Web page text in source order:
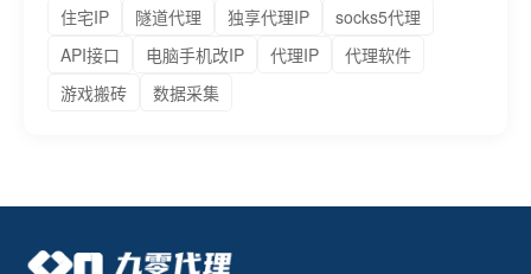
住宅IP
隧道代理 独享代理IP
socks5代理
API接口
电脑手机改IP 代理IP
代理软件
游戏搬砖
数据采集